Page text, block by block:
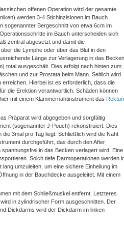
offenen Operation wird der gesamte
werden 3-4 Stichinzisionen im Bauch
sogenannter Bergeschnitt von etwa 6cm im
im Bauch unterscheiden sich
zentral abgesetzt und damit die
die Lymphe oder über das Blut in den
Länge zur Verlagerung in das Becken
total ausgeschält. Dies erfolgt nach hinten zum
und zur Prostata beim Mann. Seitlich wird
Hierbei ist es erforderlich, dass die
die Erektion verantwortlich. Schäden können
mit einem Klammernahtinstrument das
Präparat wird abgegeben und sorgfältig
(sogenannter J-Pouch) rekonstruiert. Dies
3mal pro Tag liegt. Schließlich wird die Naht
durchgeführt, das durch den After
in das Becken verlagert wird. Eine
Solch tiefe Darmoperationen werden
umzuleiten, um eine sichere Einheilung im
in der Bauchdecke ausgeleitet. Mit einem
mit dem Schließmuskel entfernt. Letzteres
in zylindrischer Form ausgeschnitten. Der
Dickdarms wird der Dickdarm im linken